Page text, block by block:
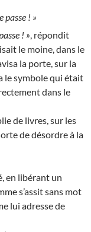
passe ! »
! » , répondit
le moine, dans le
la porte, sur la
le symbole qui était
dans le
de livres, sur les
de désordre à la
en libérant un
s’assit sans mot
lui adresse de